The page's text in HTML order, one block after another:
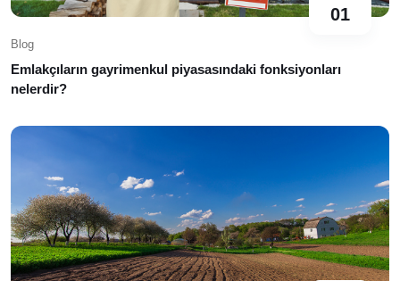
01
Blog
Emlakçıların gayrimenkul piyasasındaki fonksiyonları
nelerdir?